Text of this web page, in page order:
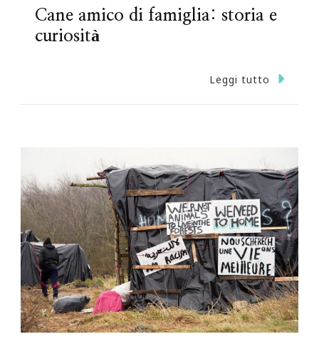
Cane amico di famiglia: storia e
curiosità
Leggi tutto